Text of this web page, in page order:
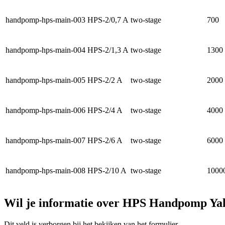
handpomp-hps-main-003 HPS-2/0,7 A two-stage 700
handpomp-hps-main-004 HPS-2/1,3 A two-stage 1300
handpomp-hps-main-005 HPS-2/2 A two-stage 2000
handpomp-hps-main-006 HPS-2/4 A two-stage 4000
handpomp-hps-main-007 HPS-2/6 A two-stage 6000
handpomp-hps-main-008 HPS-2/10 A two-stage
Wil je informatie over HPS Handpomp